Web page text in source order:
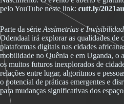
pelo YouTube neste link: cutt.ly/
Parte da série Assimetrias e
Odendaal irá exploraras qualidades de
plataformas digitais nas cidades
mobilidade no Quênia e em Uganda, o
os muitos futuros inexplorados de
relações entre lugar, algoritmos e
o potencial de práticas emergentes e
para mudanças significativas dos